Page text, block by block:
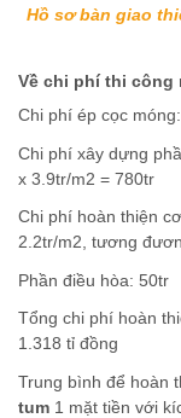
Hồ sơ bàn giao
Về chi phí thi công
Chi phí ép cọc
Chi phí xây dựng
x 3.9tr/m2 = 780tr
Chi phí hoàn thiện
2.2tr/m2, tương
Phần điều hòa: 50tr
Tổng chi phí hoàn
1.318 tỉ đồng
Trung bình để hoàn
tum 1 mặt tiền với